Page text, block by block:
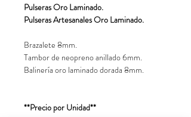
Pulseras Oro Laminado.
Pulseras Artesanales Oro Laminado.
Brazalete 8mm.
Tambor de neopreno anillado 6mm.
Balinería oro laminado dorada 8mm.
**Precio por Unidad**